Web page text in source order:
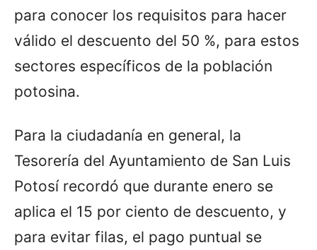
para conocer los requisitos para hacer
válido el descuento del 50 %, para estos
sectores específicos de la población
potosina.
Para la ciudadanía en general, la
Tesorería del Ayuntamiento de San Luis
Potosí recordó que durante enero se
aplica el 15 por ciento de descuento, y
para evitar filas, el pago puntual se